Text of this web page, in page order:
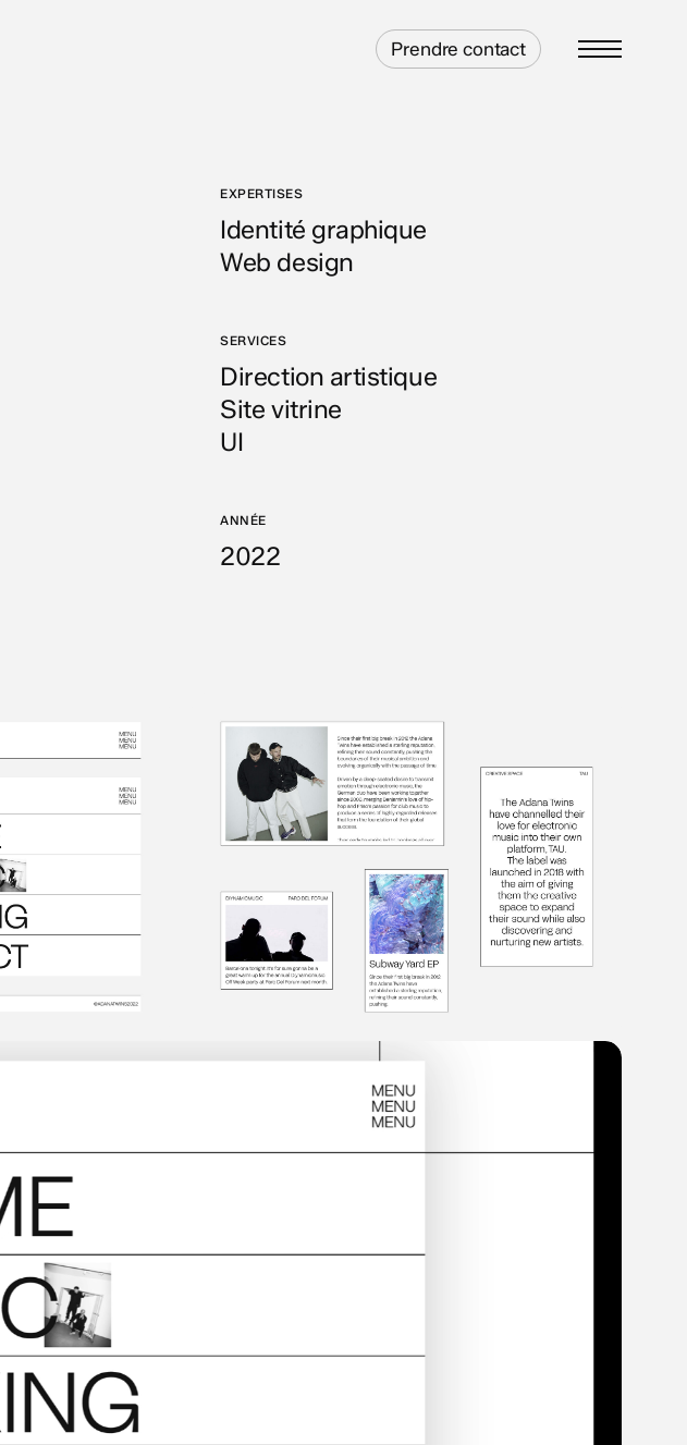
Prendre contact Menu
EXPERTISES
Identité graphique
Web design
SERVICES
Direction artistique
Site vitrine
UI
ANNÉE
2022